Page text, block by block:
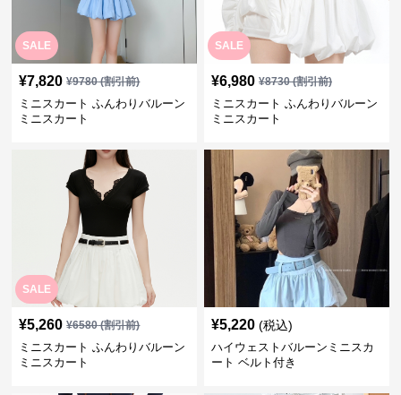
SALE
¥7,820 ¥9780(割引前)
ミニスカート ふんわりバルーン
ミニスカート
SALE
¥6,980 ¥8730(割引前)
ミニスカート ふんわりバルーン
ミニスカート
SALE
¥5,260 ¥6580(割引前)
ミニスカート ふんわりバルーン
ミニスカート
¥5,220 (税込)
ハイウェストバルーンミニスカ
ート ベルト付き